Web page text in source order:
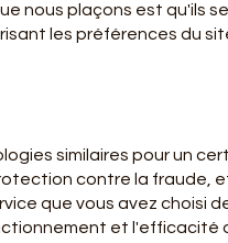
nous plaçons est qu'ils
les préférences du
similaires pour un
contre la fraude,
que vous avez choisi
et l'efficacité